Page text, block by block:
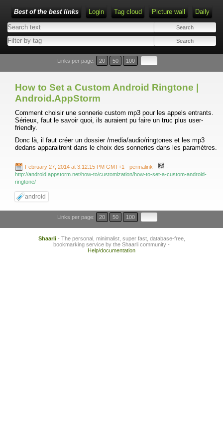
Best of the best links Login Tag cloud Picture wall Daily
Links per page: 20 50 100
How to Set a Custom Android Ringtone |
Android.AppStorm
Comment choisir une sonnerie custom mp3 pour les appels entrants.
Sérieux, faut le savoir quoi, ils auraient pu faire un truc plus user-
friendly.
Donc là, il faut créer un dossier /media/audio/ringtones et les mp3
dedans apparaitront dans le choix des sonneries dans les paramètres.
February 27, 2014 at 3:12:15 PM GMT+1 - permalink - -
http://android.appstorm.net/how-to/customization/how-to-set-a-custom-android-
ringtone/
android
Links per page: 20 50 100
Shaarli- The personal, minimalist, super fast, database-free,
bookmarking service by the Shaarli community -
Help/documentation